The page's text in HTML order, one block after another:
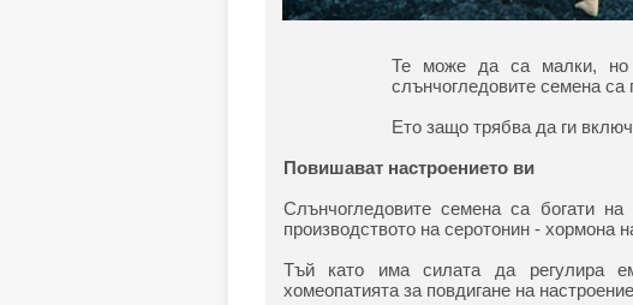
Те може да са малки,
слънчогледовите семена
Ето защо трябва да ги
Повишават настроението ви
Слънчогледовите семена са богати
производството на серотонин - хормона
Тъй като има силата да регулира
хомеопатията за повдигане на